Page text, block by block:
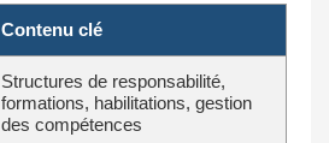
Contenu clé
Structures de responsabilité,
formations, habilitations, gestion
des compétences